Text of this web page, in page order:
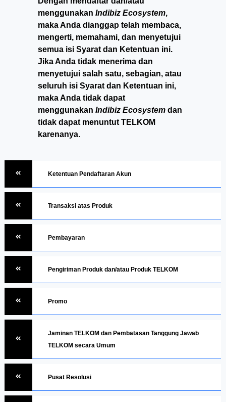
menggunakan Indibiz Ecosystem,
maka Anda dianggap telah membaca,
mengerti, memahami, dan menyetujui
semua isi Syarat dan Ketentuan ini.
Jika Anda tidak menerima dan
menyetujui salah satu, sebagian, atau
seluruh isi Syarat dan Ketentuan ini,
maka Anda tidak dapat
menggunakan Indibiz Ecosystem dan
tidak dapat menuntut TELKOM
karenanya.
Ketentuan Pendaftaran Akun
Transaksi atas Produk
Pembayaran
Pengiriman Produk dan/atau Produk TELKOM
Promo
Jaminan TELKOM dan Pembatasan Tanggung Jawab
TELKOM secara Umum
Pusat Resolusi